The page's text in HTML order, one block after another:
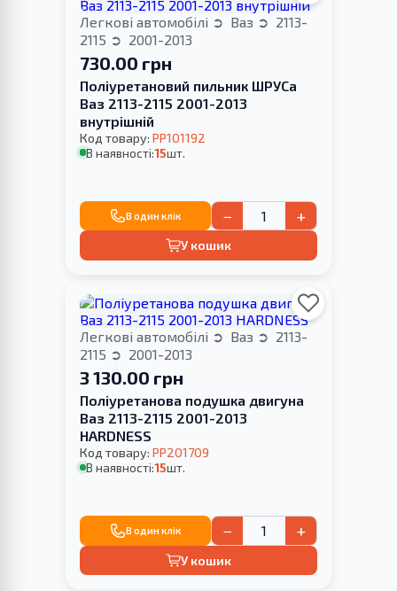
Легкові автомобілі Ваз
2113-
2115
2001-2013
730.00 грн
Поліуретановий пильник ШРУСа
Ваз 2113-2115 2001-2013
внутрішній
Код товару: PP101192
В наявності:15шт.
В один клік − +
У кошик
Легкові автомобілі Ваз
2113-
2115
2001-2013
3 130.00 грн
Поліуретанова подушка двигуна
Ваз 2113-2115 2001-2013
HARDNESS
Код товару: PP201709
В наявності:15шт.
В один клік − +
У кошик